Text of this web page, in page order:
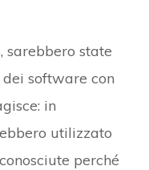
sarebbero state
software con
in
utilizzato
perché